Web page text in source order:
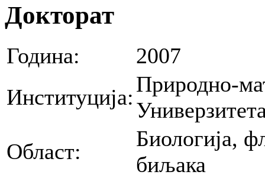
Докторат
Година:
2007
Институција:
Природно-
Област:
Биологија,
биљака